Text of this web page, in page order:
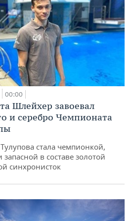
00:00
Шлейхер завоевал
и серебро Чемпионата
стала чемпионкой,
запасной в составе золотой
синхронисток